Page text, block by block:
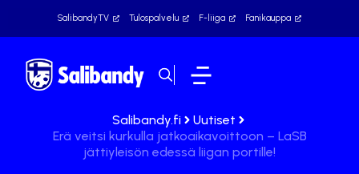
SalibandyTV Tulospalvelu F-liiga Fanikauppa
Salibandy.fi
Uutiset
Erä veitsi kurkulla jatkoaikavoittoon – LaSB
jättiyleisön edessä liigan portille!